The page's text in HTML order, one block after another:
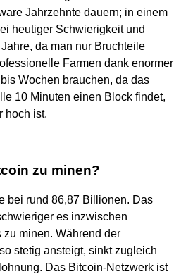
Jahrzehnte dauern; in einem
heutiger Schwierigkeit und
da man nur Bruchteile
Farmen dank enormer
Wochen brauchen, da das
10 Minuten einen Block findet,
hoch ist.
zu minen?
bei rund 86,87 Billionen. Das
es inzwischen
minen. Während der
stetig ansteigt, sinkt zugleich
Das Bitcoin-Netzwerk ist